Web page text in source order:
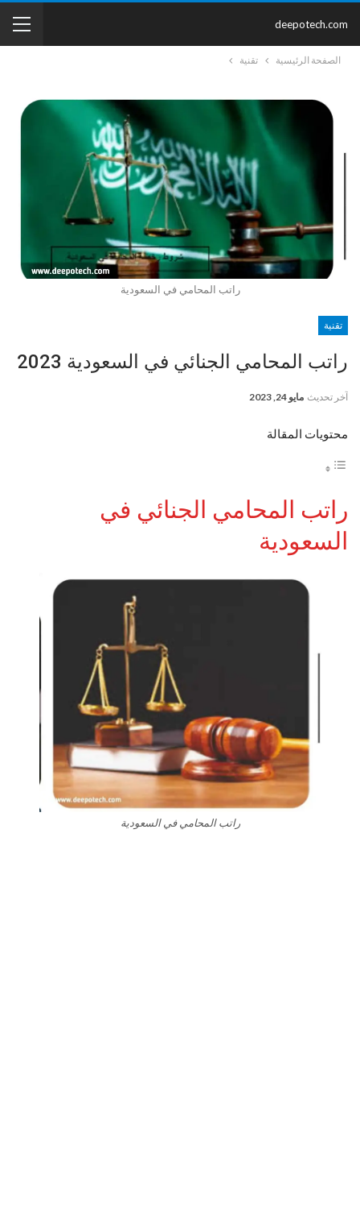
deepotech.com
الصفحة الرئيسية تقنية
راتب المحامي في السعودية
تقنية
راتب المحامي الجنائي في السعودية 2023
آخر تحديث مايو 24, 2023
محتويات المقالة
راتب المحامي الجنائي في
السعودية
راتب المحامي في السعودية